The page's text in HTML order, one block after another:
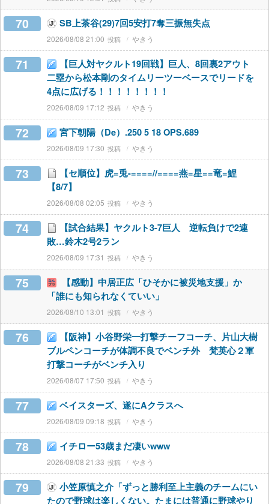
70 SB上茶谷(29)7回5安打7奪三振無失点
2026/08/08 21:00 やきう
71
【巨人対ヤクルト19回戦】巨人、8回裏2アウト
二塁から松本剛のタイムリーツーベースでリードを
4点に広げる！！！！！！！！
2026/08/09 17:12 やきう
72 宮下朝陽（De）.250 5 18 OPS.689
2026/08/09 17:30 やきう
73
【セ順位】虎=兎-====//====燕=星==竜=鯉
【8/7】
2026/08/08 02:05 やきう
74
【試合結果】ヤクルト3-7巨人 逆転負けで2連
敗…鈴木2号2ラン
2026/08/09 17:31 やきう
75
【感動】中居正広「ひそかに被災地支援」か
「誰にも知られなくていい」
2026/08/10 13:01 やきう
76
【阪神】小谷野栄一打撃チーフコーチ、片山大樹
ブルペンコーチが体調不良でベンチ外 梵英心２軍
打撃コーチがベンチ入り
2026/08/07 17:50 やきう
77 ベイスターズ、遂にAクラスへ
2026/08/09 09:18 やきう
78 イチロー53歳まだ凄いwww
2026/08/08 21:33 やきう
79
小笠原慎之介「ずっと勝利至上主義のチームにい
たので野球は楽しくない。たまには普通に野球やり